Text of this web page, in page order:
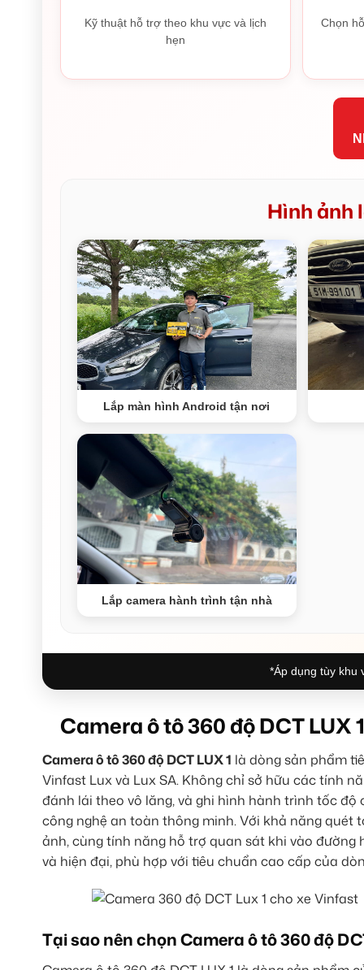
Kỹ thuật hỗ trợ theo khu vực và lịch
hẹn
Chọn
Hình ảnh
Lắp màn hình Android tận nơi
Lắp camera hành trình tận nhà
*Áp dụng tùy khu
Camera ô tô 360 độ DCT LUX
Camera ô tô 360 độ DCT LUX 1 là dòng sản phẩm
Vinfast Lux và Lux SA. Không chỉ sở hữu các tính
đánh lái theo vô lăng, và ghi hình hành trình tốc
công nghệ an toàn thông minh. Với khả năng
ảnh, cùng tính năng hỗ trợ quan sát khi vào đường
và hiện đại, phù hợp với tiêu chuẩn cao cấp của
Tại sao nên chọn Camera ô tô 360 độ